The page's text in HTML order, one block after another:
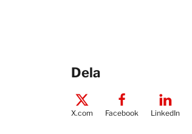
Dela
X.com Facebook LinkedIn